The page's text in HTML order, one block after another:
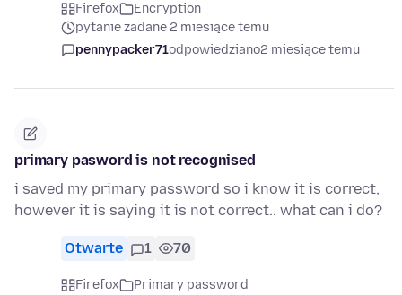
Firefox
Encryption
pytanie zadane 2 miesiące temu
pennypacker71odpowiedziano2 miesiące temu
primary pasword is not recognised
i saved my primary password so i know it is correct,
however it is saying it is not correct.. what can i do?
Otwarte 1 70
Firefox
Primary password